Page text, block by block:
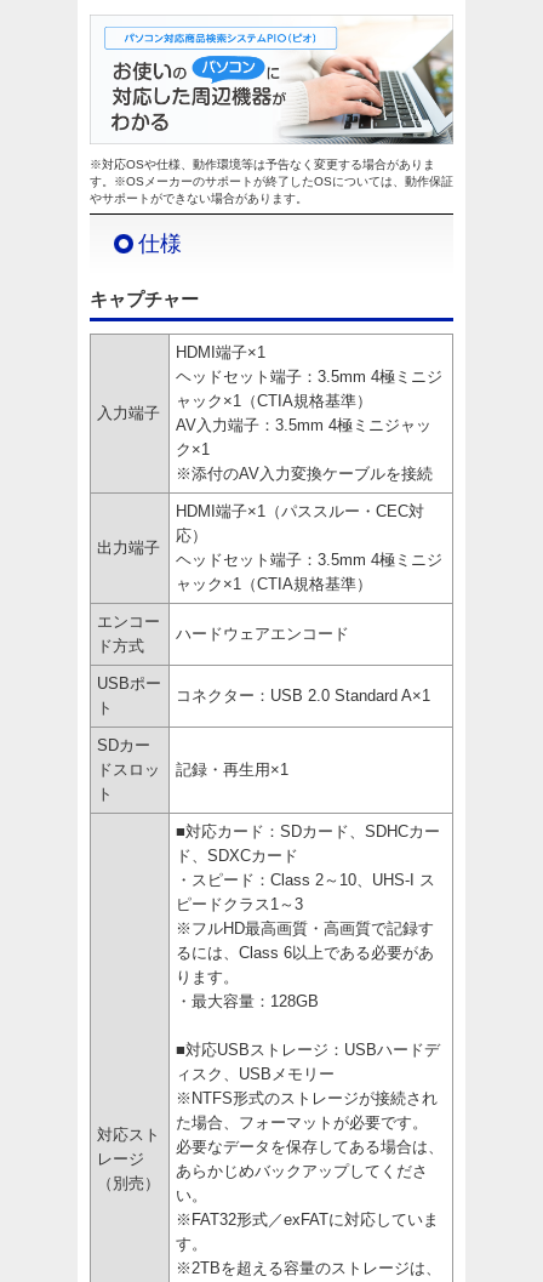
※対応OSや仕様、動作環境等は予告なく変更する場合がありま
す。※OSメーカーのサポートが終了したOSについては、動作保証
やサポートができない場合があります。
仕様
キャプチャー
入力端子
HDMI端子×1
ヘッドセット端子：3.5mm 4極ミニジ
ャック×1（CTIA規格基準）
AV入力端子：3.5mm 4極ミニジャッ
ク×1
※添付のAV入力変換ケーブルを接続
出力端子
HDMI端子×1（パススルー・CEC対
応）
ヘッドセット端子：3.5mm 4極ミニジ
ャック×1（CTIA規格基準）
エンコー
ド方式
ハードウェアエンコード
USBポー
ト
コネクター：USB 2.0 Standard A×1
SDカー
ドスロッ
ト
記録・再生用×1
対応スト
レージ
（別売）
■対応カード：SDカード、SDHCカー
ド、SDXCカード
・スピード：Class 2～10、UHS-I ス
ピードクラス1～3
※フルHD最高画質・高画質で記録す
るには、Class 6以上である必要があ
ります。
・最大容量：128GB
■対応USBストレージ：USBハードデ
ィスク、USBメモリー
※NTFS形式のストレージが接続され
た場合、フォーマットが必要です。
必要なデータを保存してある場合は、
あらかじめバックアップしてくださ
い。
※FAT32形式／exFATに対応していま
す。
※2TBを超える容量のストレージは、